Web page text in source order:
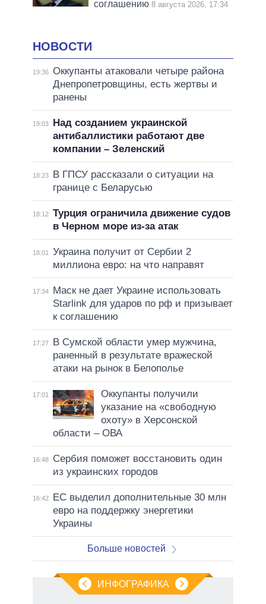
соглашению 8 августа 2026, 17:34
НОВОСТИ
19:36 Оккупанты атаковали четыре района
Днепропетровщины, есть жертвы и
ранены
19:03
Над созданием украинской
антибаллистики работают две
компании – Зеленский
18:23
В ГПСУ рассказали о ситуации на
границе с Беларусью
18:12 Турция ограничила движение судов
в Черном море из-за атак
18:01
Украина получит от Сербии 2
миллиона евро: на что направят
17:34
Маск не дает Украине использовать
Starlink для ударов по рф и призывает
к соглашению
17:27
В Сумской области умер мужчина,
раненный в результате вражеской
атаки на рынок в Белополье
17:01
Оккупанты получили
указание на «свободную
охоту» в Херсонской
области – ОВА
16:48
Сербия поможет восстановить один
из украинских городов
16:42
ЕС выделил дополнительные 30 млн
евро на поддержку энергетики
Украины
Больше новостей
ИНФОГРАФИКА